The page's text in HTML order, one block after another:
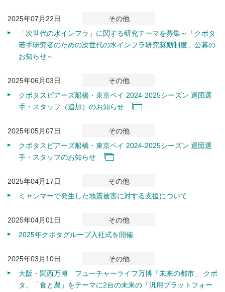
2025年07月22日
その他
「次世代の水インフラ」に関する研究テーマを募集～「クボタ
若手研究者のための次世代の水インフラ研究奨励制度」公募の
お知らせ～
2025年06月03日
その他
クボタスピアーズ船橋・東京ベイ 2024-2025シーズン 退団選
手・スタッフ（追加）のお知らせ
2025年05月07日
その他
クボタスピアーズ船橋・東京ベイ 2024-2025シーズン 退団選
手・スタッフのお知らせ
2025年04月17日
その他
ミャンマーで発生した地震被害に対する支援について
2025年04月01日
その他
2025年クボタグループ入社式を開催
2025年03月10日
その他
大阪・関西万博 フューチャーライフ万博「未来の都市」 クボ
タ、「食と農」をテーマに2台の未来の「汎用プラットフォー